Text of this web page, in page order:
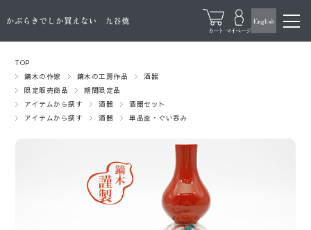
TOP
鏑木の作家
鏑木の工房作品
酒器
限定販売商品
期間限定品
アイテムから探す
酒器
酒器セット
アイテムから探す
酒器 単品盃・ぐい呑み